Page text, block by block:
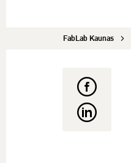
FabLab Kaunas